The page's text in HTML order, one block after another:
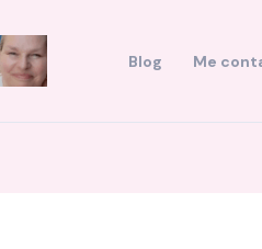
Blog Me